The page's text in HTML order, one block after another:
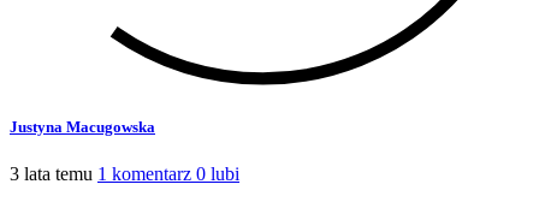
Justyna Macugowska
3 lata temu 1 komentarz 0 lubi